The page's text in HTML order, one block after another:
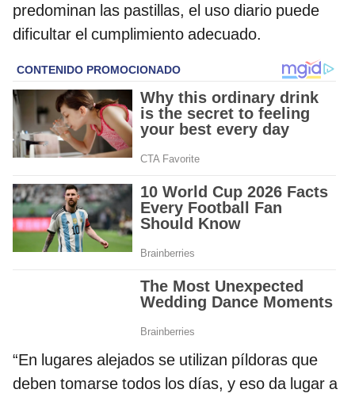
predominan las pastillas, el uso diario puede
dificultar el cumplimiento adecuado.
“En lugares alejados se utilizan píldoras que
deben tomarse todos los días, y eso da lugar a